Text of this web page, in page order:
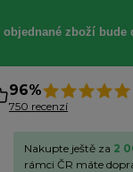
objednané zboží bude
96%
750 recenzí
Nakupte ještě za 2
rámci ČR máte